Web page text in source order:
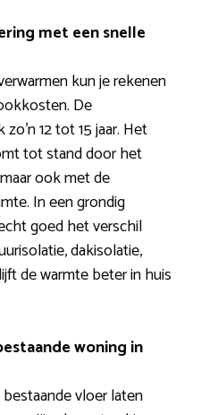
met een snelle
kun je rekenen
De
12 tot 15 jaar. Het
tot stand door het
ook met de
In een grondig
goed het verschil
dakisolatie,
de warmte beter in huis
woning in
vloer laten